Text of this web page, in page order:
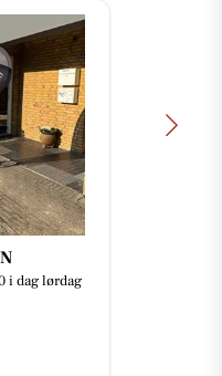
i dag lørdag